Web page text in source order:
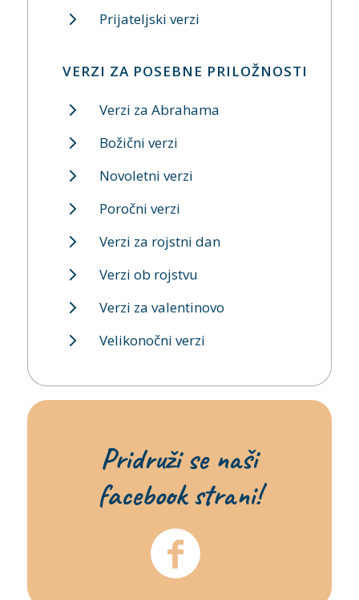
Prijateljski verzi
VERZI ZA POSEBNE PRILOŽNOSTI
Verzi za Abrahama
Božični verzi
Novoletni verzi
Poročni verzi
Verzi za rojstni dan
Verzi ob rojstvu
Verzi za valentinovo
Velikonočni verzi
Pridruži se naši
facebook strani!